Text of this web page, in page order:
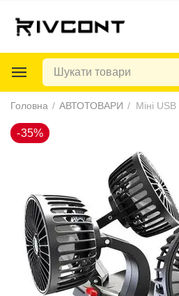
Головна / АВТОТОВАРИ / Міні